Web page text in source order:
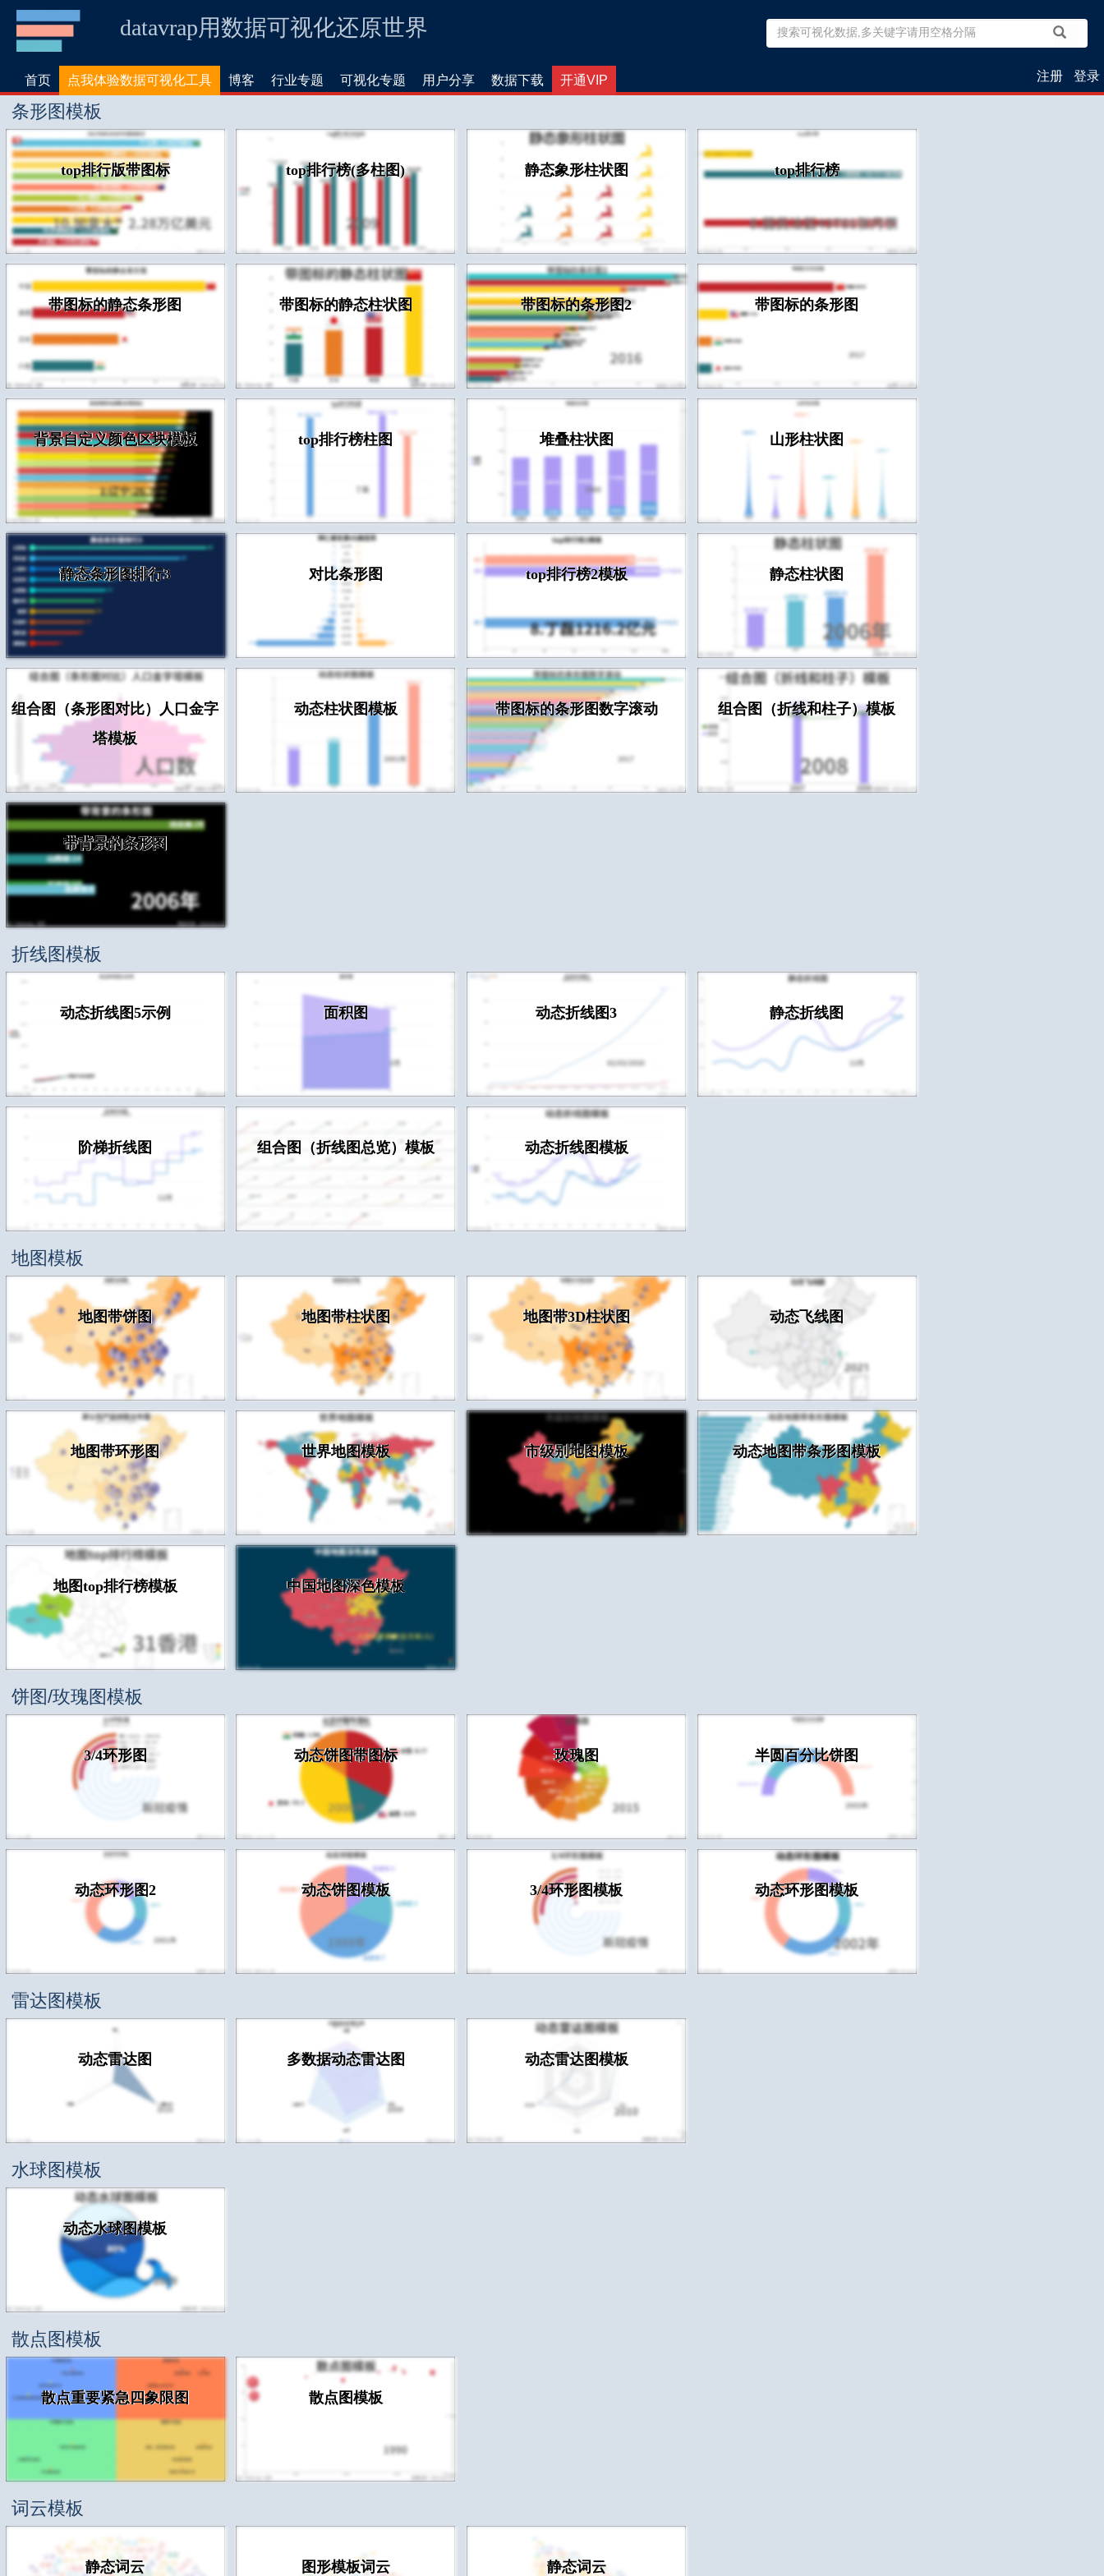
datavrap用数据可视化还原世界
注册 登录
首页 点我体验数据可视化工具 博客 行业专题 可视化专题 用户分享 数据下载 开通VIP
条形图模板
top排行版带图标 top排行榜(多柱图) 静态象形柱状图 top排行榜
带图标的静态条形图 带图标的静态柱状图 带图标的条形图2 带图标的条形图
背景自定义颜色区块模板 top排行榜柱图 堆叠柱状图 山形柱状图
静态条形图排行3 对比条形图 top排行榜2模板 静态柱状图
组合图（条形图对比）人口金字
塔模板
动态柱状图模板 带图标的条形图数字滚动 组合图（折线和柱子）模板
带背景的条形图
折线图模板
动态折线图5示例 面积图 动态折线图3 静态折线图
阶梯折线图 组合图（折线图总览）模板 动态折线图模板
地图模板
地图带饼图 地图带柱状图 地图带3D柱状图 动态飞线图
地图带环形图 世界地图模板 市级别地图模板 动态地图带条形图模板
地图top排行榜模板 中国地图深色模板
饼图/玫瑰图模板
3/4环形图 动态饼图带图标 玫瑰图 半圆百分比饼图
动态环形图2 动态饼图模板 3/4环形图模板 动态环形图模板
雷达图模板
动态雷达图 多数据动态雷达图 动态雷达图模板
水球图模板
动态水球图模板
散点图模板
散点重要紧急四象限图 散点图模板
词云模板
静态词云 图形模板词云 静态词云